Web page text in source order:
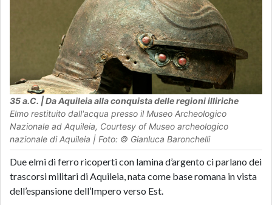
35 a.C. | Da Aquileia alla conquista delle regioni illiriche
Elmo restituito dall'acqua presso il Museo Archeologico
Nazionale ad Aquileia, Courtesy of Museo archeologico
nazionale di Aquileia | Foto: © Gianluca Baronchelli
Due elmi di ferro ricoperti con lamina d’argento ci parlano dei
trascorsi militari di Aquileia, nata come base romana in vista
dell’espansione dell’Impero verso Est.